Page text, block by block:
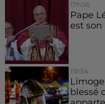
17h06
Pape
est
15h54
blessé